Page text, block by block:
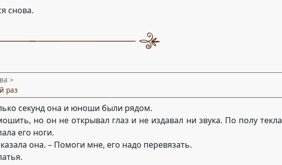
снова.
>
раз
секунд она и юноши были рядом.
но он не открывал глаз и не издавал ни звука. По полу текла
его ноги.
она. – Помоги мне, его надо перевязать.